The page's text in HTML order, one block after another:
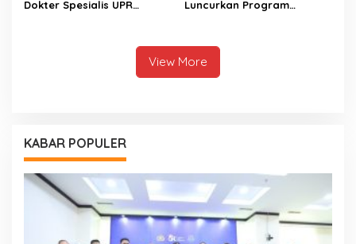
Dokter Spesialis UPR
Luncurkan Program
View More
KABAR POPULER